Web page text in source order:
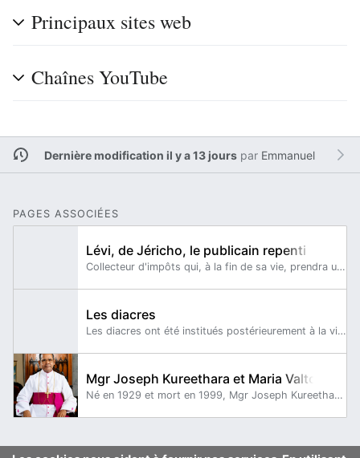
Principaux sites web
Chaînes YouTube
Dernière modification il y a 13 jourspar Emmanuel
PAGES ASSOCIÉES
Lévi, de Jéricho, le publicain repenti
Collecteur d'impôts qui, à la fin de sa vie, prendra un chemin de conversion à l'instigation de son collègue Zachée, converti par Jésus.
Les diacres
Les diacres ont été institués postérieurement à la vie terrestre de Jésus-Christ.
Mgr Joseph Kureethara et Maria Valtorta
Né en 1929 et mort en 1999, Mgr Joseph Kureethara était évêque de Cochin, une ville portuaire de l'État du Kerala, dans le sud de l'Inde.